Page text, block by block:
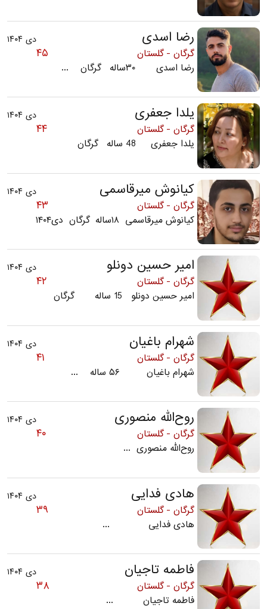
دی ۱۴۰۴ رضا اسدی
۴۵
گرگان - گلستان
رضا اسدی ۳۰ساله گرگان ...
دی ۱۴۰۴ یلدا جعفری
۴۴
گرگان - گلستان
یلدا جعفری 48 ساله گرگان
دی ۱۴۰۴ کیانوش میرقاسمی
۴۳
گرگان - گلستان
کیانوش میرقاسمی ۱۸ساله گرگان دی۱۴۰۴
دی ۱۴۰۴ امیر حسین دونلو
۴۲
گرگان - گلستان
امیر حسین دونلو 15 ساله گرگان
دی ۱۴۰۴ شهرام باغیان
۴۱
گرگان - گلستان
شهرام باغیان ۵۶ ساله ...
دی ۱۴۰۴ روح‌الله منصوری
۴۰
گرگان - گلستان
روح‌الله منصوری ...
دی ۱۴۰۴ هادی فدایی
۳۹
گرگان - گلستان
هادی فدایی ...
دی ۱۴۰۴ فاطمه تاجیان
۳۸
گرگان - گلستان
فاطمه تاجیان ...